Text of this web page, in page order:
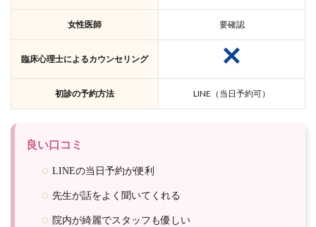
女性医師 要確認
臨床心理士によるカウンセリング
初診の予約方法 LINE（当日予約可）
良い口コミ
LINEの当日予約が便利
先生が話をよく聞いてくれる
院内が綺麗でスタッフも優しい